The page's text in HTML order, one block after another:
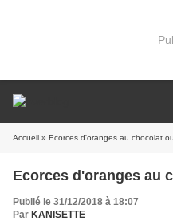
Accueil » Ecorces d'oranges au chocolat
Ecorces d'oranges au
Publié le 31/12/2018 à 18:07
Par KANISETTE